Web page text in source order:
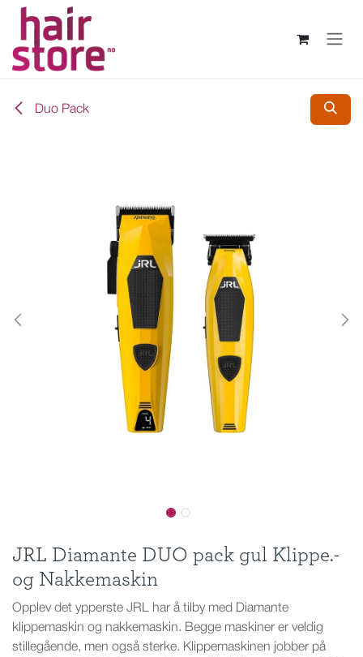
Skip to Content
Duo Pack
JRL Diamante DUO pack gul Klippe.-
og Nakkemaskin
Opplev det ypperste JRL har å tilby med Diamante
klippemaskin og nakkemaskin. Begge maskiner er veldig
stillegående, men også sterke. Klippemaskinen jobber på